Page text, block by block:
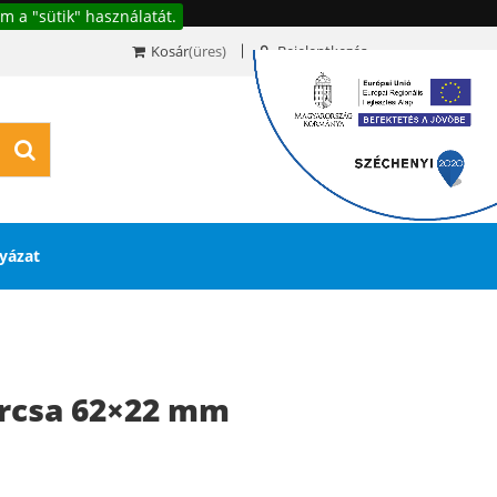
a "sütik" használatát.
Kosár(üres) Bejelentkezés
0
62×22 mm